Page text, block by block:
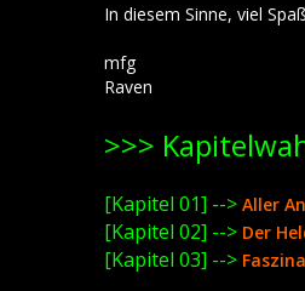
In diesem Sinne, viel
mfg
Raven
>>>
[Kapitel 01] --> Aller
[Kapitel 02] --> Der
[Kapitel 03] -->